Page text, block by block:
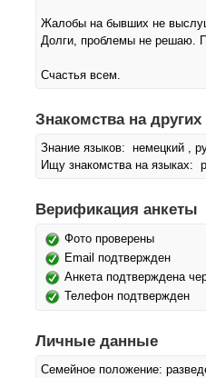
Жалобы на бывших не
Долги, проблемы не решаю.
Счастья всем.
Знакомства на
Знание языков: немецкий ,
Ищу знакомства на языках:
Верификация анкеты
Фото проверены
Email подтвержден
Анкета подтверждена
Телефон подтвержден
Личные данные
Семейное положение: